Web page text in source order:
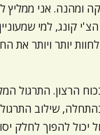
אני ממליץ
קונג, למי
יותר ויותר את
הרצון. התרגול
שילוב
להפוך לחלק